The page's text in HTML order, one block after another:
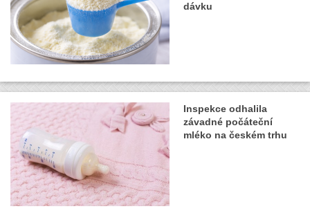
dávku
Inspekce odhalila
závadné počáteční
mléko na českém trhu